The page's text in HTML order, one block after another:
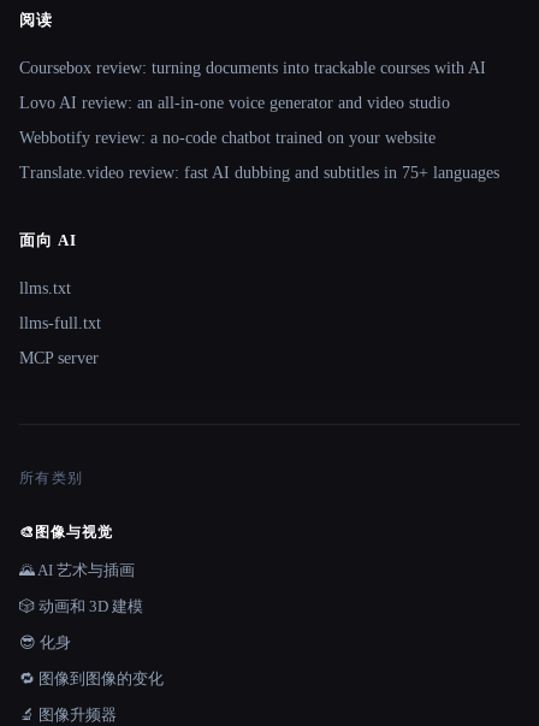
阅读
Coursebox review: turning documents into trackable courses with AI
Lovo AI review: an all-in-one voice generator and video studio
Webbotify review: a no-code chatbot trained on your website
Translate.video review: fast AI dubbing and subtitles in 75+ languages
面向 AI
llms.txt
llms-full.txt
MCP server
所有类别
🎨 图像与视觉
🌄 AI 艺术与插画
🎲 动画和 3D 建模
😎 化身
🔁 图像到图像的变化
🔬 图像升频器